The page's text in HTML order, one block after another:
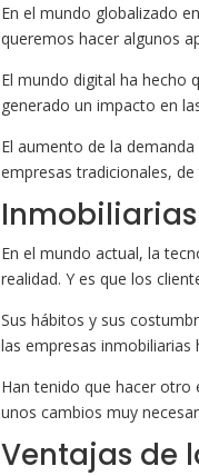
En el mundo globalizado
queremos hacer algunos
El mundo digital ha hecho
generado un impacto en
El aumento de la
empresas tradicionales,
En el mundo actual, la
realidad. Y es que los
Sus hábitos y sus
las empresas inmobiliarias
Han tenido que hacer otro
unos cambios muy
Ventajas de